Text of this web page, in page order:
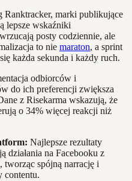
Ranktracker, marki publikujące
lepsze wskaźniki
posty codziennie, ale
to nie maraton, a sprint
każda sekunda i każdy ruch.
odbiorców i
do ich preferencji zwiększa
z Risekarma wskazują, że
o 34% więcej reakcji niż
Najlepsze rezultaty
działania na Facebooku z
spójną narrację i
contentu.